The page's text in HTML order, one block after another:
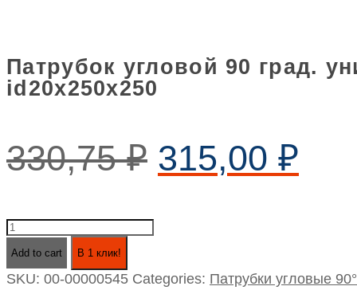
Патрубок угловой 90 град.
id20х250х250
330,75₽ 315,00 ₽
Патрубок
град.
Add to cart В 1 клик!
SKU: 00-00000545 Categories: Патрубки угловые 90°